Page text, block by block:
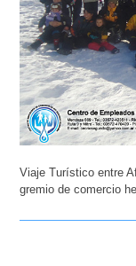
Viaje Turístico entre
gremio de comercio